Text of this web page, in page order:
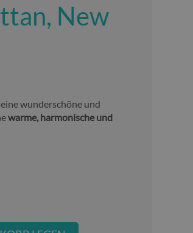
New
wunderschöne und
warme, harmonische und